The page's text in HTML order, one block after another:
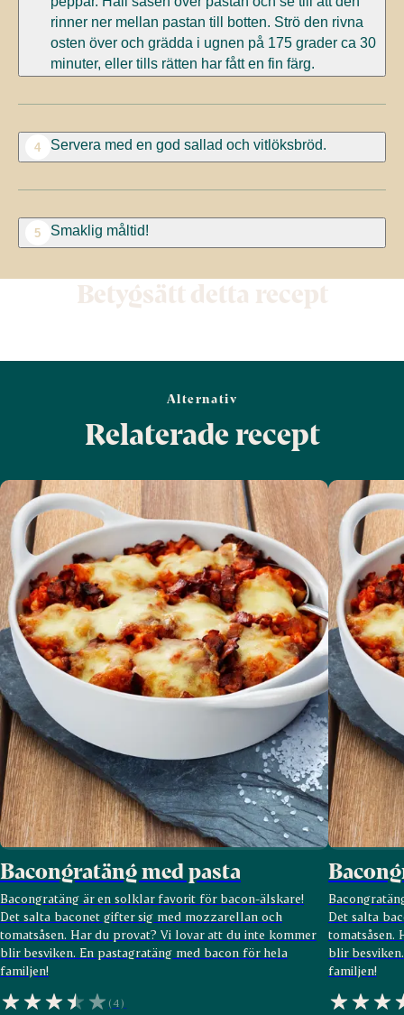
rinner ner mellan pastan till botten. Strö den rivna
osten över och grädda i ugnen på 175 grader ca 30
minuter, eller tills rätten har fått en fin färg.
4 Servera med en god sallad och vitlöksbröd.
5 Smaklig måltid!
Betygsätt detta recept
Alternativ
Relaterade recept
Bacongratäng med pasta
Bacongratäng är en solklar favorit för bacon-älskare!
Det salta baconet gifter sig med mozzarellan och
tomatsåsen. Har du provat? Vi lovar att du inte kommer
blir besviken. En pastagratäng med bacon för hela
familjen!
(4)
Det salta
tomatsåsen.
blir
familjen!